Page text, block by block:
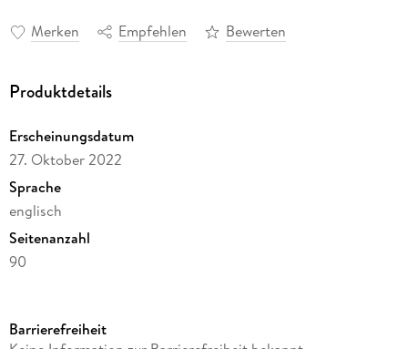
Merken Empfehlen Bewerten
Produktdetails
Erscheinungsdatum
27. Oktober 2022
Sprache
englisch
Seitenanzahl
90
Verlag/Hersteller
Barrierefreiheit